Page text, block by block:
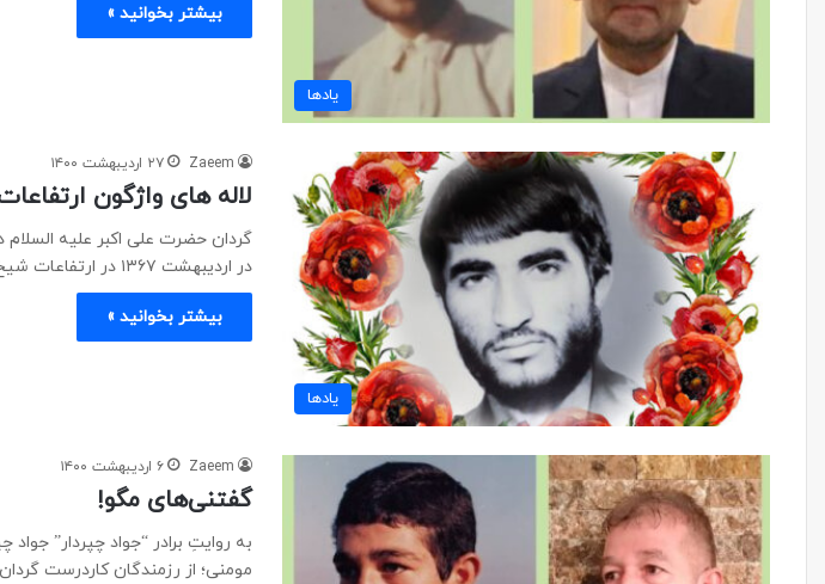
یادها
بیشتر بخوانید »
یادها
Zaeem ۲۷ اردیبهشت ۱۴۰۰
لاله های واژگون
در اردیبهشت ۱۳۶۷ در ارتفاعات شیخ محمد انجام…
بیشتر بخوانید »
Zaeem ۶ اردیبهشت ۱۴۰۰
گفتنی‌های مگو!
به روایتِ برادر “جواد چپردار”
مومنی؛ از رزمندگان کاردرست